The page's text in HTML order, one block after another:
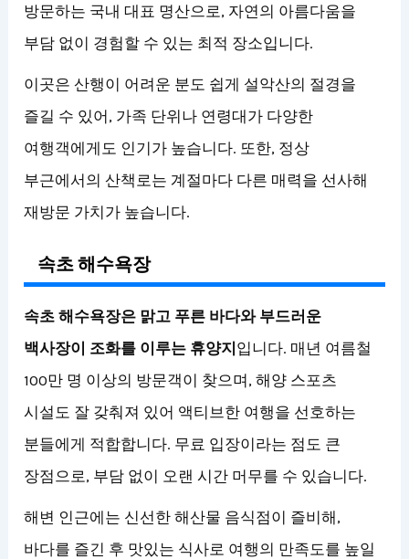
방문하는 국내 대표 명산으로, 자연의 아름다움을
부담 없이 경험할 수 있는 최적 장소입니다.
이곳은 산행이 어려운 분도 쉽게 설악산의 절경을
즐길 수 있어, 가족 단위나 연령대가 다양한
여행객에게도 인기가 높습니다. 또한, 정상
부근에서의 산책로는 계절마다 다른 매력을 선사해
재방문 가치가 높습니다.
속초 해수욕장
속초 해수욕장은 맑고 푸른 바다와 부드러운
백사장이 조화를 이루는 휴양지입니다. 매년 여름철
100만 명 이상의 방문객이 찾으며, 해양 스포츠
시설도 잘 갖춰져 있어 액티브한 여행을 선호하는
분들에게 적합합니다. 무료 입장이라는 점도 큰
장점으로, 부담 없이 오랜 시간 머무를 수 있습니다.
해변 인근에는 신선한 해산물 음식점이 즐비해,
바다를 즐긴 후 맛있는 식사로 여행의 만족도를 높일